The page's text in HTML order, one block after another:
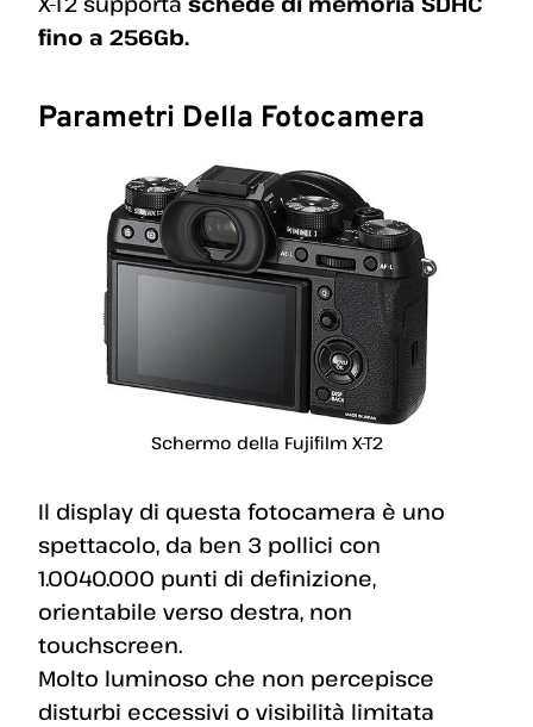
fino a 256Gb.
Parametri Della Fotocamera
Schermo della Fujifilm X-T2
Il display di questa fotocamera è uno
spettacolo, da ben 3 pollici con
1.0040.000 punti di definizione,
orientabile verso destra, non
touchscreen.
Molto luminoso che non percepisce
disturbi eccessivi o visibilità limitata